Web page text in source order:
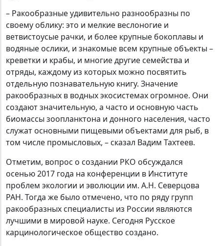
– Ракообразные удивительно разнообразны по
своему облику: это и мелкие веслоногие и
ветвистоусые рачки, и более крупные бокоплавы и
водяные ослики, и знакомые всем крупные объекты –
креветки и крабы, и многие другие семейства и
отряды, каждому из которых можно посвятить
отдельную познавательную книгу. Значение
ракообразных в водных экосистемах огромное. Они
создают значительную, а часто и основную часть
биомассы зоопланктона и донного населения, часто
служат основными пищевыми объектами для рыб, в
том числе промысловых, – сказал Вадим Тахтеев.
Отметим, вопрос о создании РКО обсуждался
осенью 2017 года на конференции в Институте
проблем экологии и эволюции им. А.Н. Северцова
РАН. Тогда же было отмечено, что по ряду групп
ракообразных специалисты из России являются
лучшими в мировой науке. Сегодня Русское
карцинологическое общество создано.